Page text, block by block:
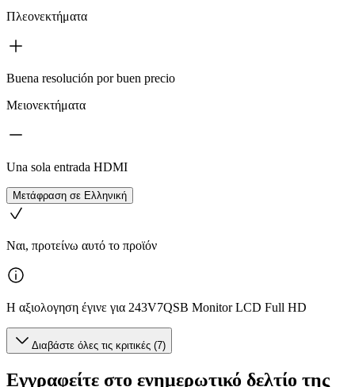
Πλεονεκτήματα
Buena resolución por buen precio
Μειονεκτήματα
Una sola entrada HDMI
Μετάφραση σε Ελληνική
Ναι, προτείνω αυτό το προϊόν
Η αξιολογηση έγινε για 243V7QSB Monitor LCD Full HD
Διαβάστε όλες τις κριτικές (7)
Εγγραφείτε στο ενημερωτικό δελτίο της